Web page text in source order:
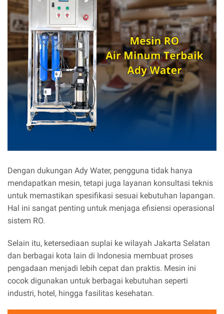
Dengan dukungan Ady Water, pengguna tidak hanya
mendapatkan mesin, tetapi juga layanan konsultasi teknis
untuk memastikan spesifikasi sesuai kebutuhan lapangan.
Hal ini sangat penting untuk menjaga efisiensi operasional
sistem RO.
Selain itu, ketersediaan suplai ke wilayah Jakarta Selatan
dan berbagai kota lain di Indonesia membuat proses
pengadaan menjadi lebih cepat dan praktis. Mesin ini
cocok digunakan untuk berbagai kebutuhan seperti
industri, hotel, hingga fasilitas kesehatan.